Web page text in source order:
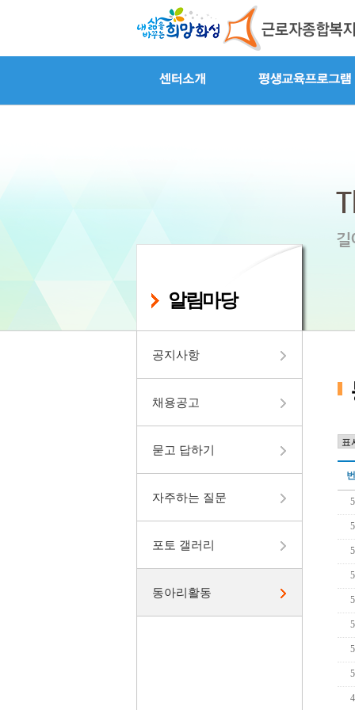
알림마당
공지사항
채용공고
묻고 답하기
자주하는 질문
포토 갤러리
동아리활동